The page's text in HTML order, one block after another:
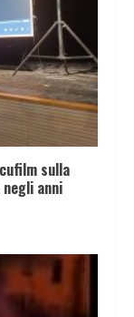
sulla
anni